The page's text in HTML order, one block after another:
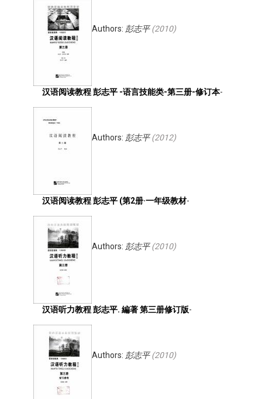
汉语阅读教程 彭志平 -语言技能类-第三册-修订本
Authors: 彭志平(2010)
-
汉语阅读教程 彭志平 (第2册·一年级教材
Authors: 彭志平(2012)
-
汉语听力教程 彭志平. 編著 第三册修订版
Authors: 彭志平(2010)
-
Authors: 彭志平(2010)